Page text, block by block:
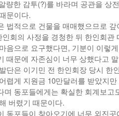
량한 감투(?)를 바라며 공관을 상
문이다.
법적으로 건물을 매매했으므로
회의 사정을 경청한 뒤 한인회관
음으로 요구했다면, 기분이 이렇
때문에 자존심이 너무 상했다고
단은 이기민 전 한인회장 당시 한
렵게 지원금 10만달러를 받았지
며 동포들에게는 확실한 회계보고
버렸기 때문이다.
동포들이 찾아오기에 너무 외진